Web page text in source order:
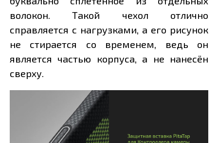
волокон. Такой чехол отлично
справляется с нагрузками, а его рисунок
не стирается со временем, ведь он
является частью корпуса, а не нанесён
сверху.